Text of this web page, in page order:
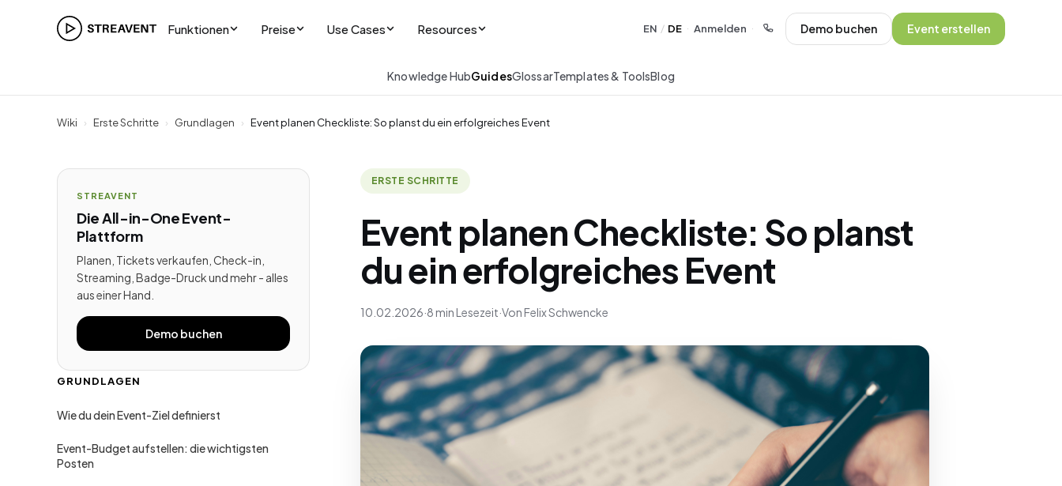
Funktionen Preise Use Cases Resources EN / DE · Anmelden · Demo buchen Event erstellen
Knowledge HubGuidesGlossarTemplates & ToolsBlog
Wiki › Erste Schritte › Grundlagen › Event planen Checkliste: So planst du ein erfolgreiches Event
STREAVENT
Die All-in-One Event-
Plattform
Planen, Tickets verkaufen, Check-in,
Streaming, Badge-Druck und mehr - alles
aus einer Hand.
Demo buchen
GRUNDLAGEN
Wie du dein Event-Ziel definierst
Event-Budget aufstellen: die wichtigsten
Posten
ERSTE SCHRITTE
Event planen Checkliste: So planst
du ein erfolgreiches Event
10.02.2026·8 min Lesezeit·Von Felix Schwencke